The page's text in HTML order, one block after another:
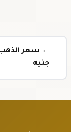
جنيه